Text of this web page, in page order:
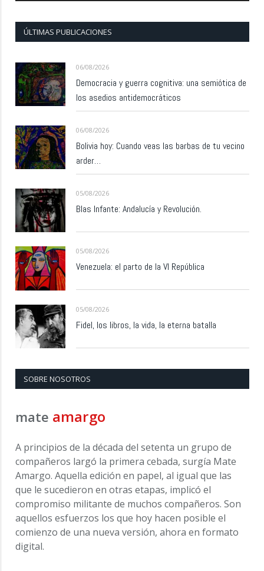
ÚLTIMAS PUBLICACIONES
06/08/2026
Democracia y guerra cognitiva: una semiótica de
los asedios antidemocráticos
06/08/2026
Bolivia hoy: Cuando veas las barbas de tu vecino
arder…
05/08/2026
Blas Infante: Andalucía y Revolución.
05/08/2026
Venezuela: el parto de la VI República
05/08/2026
Fidel, los libros, la vida, la eterna batalla
SOBRE NOSOTROS
mate amargo
A principios de la década del setenta un grupo de
compañeros largó la primera cebada, surgía Mate
Amargo. Aquella edición en papel, al igual que las
que le sucedieron en otras etapas, implicó el
compromiso militante de muchos compañeros. Son
aquellos esfuerzos los que hoy hacen posible el
comienzo de una nueva versión, ahora en formato
digital.